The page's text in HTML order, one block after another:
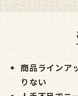
商品ラインア
りない